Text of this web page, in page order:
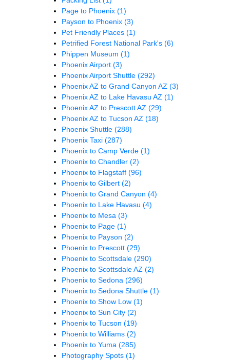
Page to Phoenix (1)
Payson to Phoenix (3)
Pet Friendly Places (1)
Petrified Forest National Park's (6)
Phippen Museum (1)
Phoenix Airport (3)
Phoenix Airport Shuttle (292)
Phoenix AZ to Grand Canyon AZ (3)
Phoenix AZ to Lake Havasu AZ (1)
Phoenix AZ to Prescott AZ (29)
Phoenix AZ to Tucson AZ (18)
Phoenix Shuttle (288)
Phoenix Taxi (287)
Phoenix to Camp Verde (1)
Phoenix to Chandler (2)
Phoenix to Flagstaff (96)
Phoenix to Gilbert (2)
Phoenix to Grand Canyon (4)
Phoenix to Lake Havasu (4)
Phoenix to Mesa (3)
Phoenix to Page (1)
Phoenix to Payson (2)
Phoenix to Prescott (29)
Phoenix to Scottsdale (290)
Phoenix to Scottsdale AZ (2)
Phoenix to Sedona (296)
Phoenix to Sedona Shuttle (1)
Phoenix to Show Low (1)
Phoenix to Sun City (2)
Phoenix to Tucson (19)
Phoenix to Williams (2)
Phoenix to Yuma (285)
Photography Spots (1)